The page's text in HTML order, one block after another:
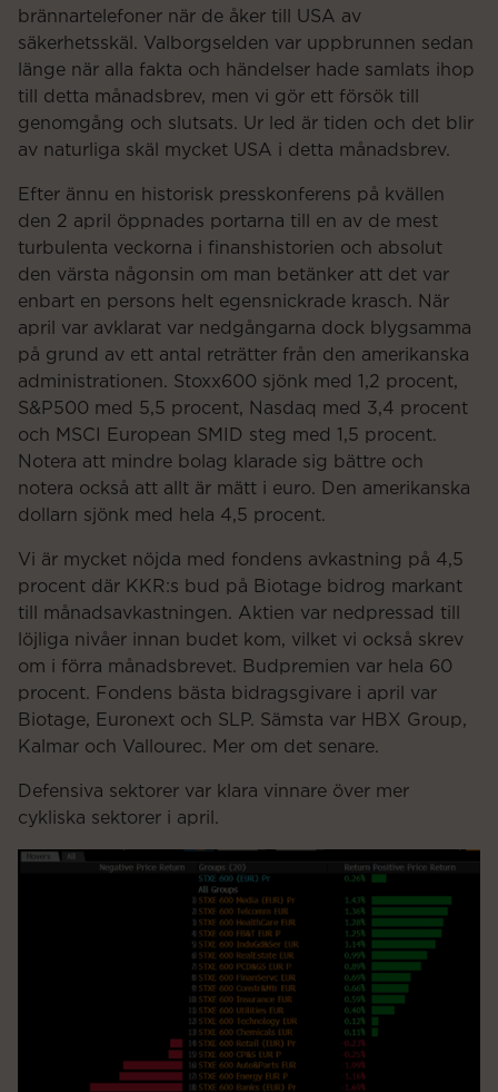
brännartelefoner när de åker till USA av
säkerhetsskäl. Valborgselden var uppbrunnen sedan
länge när alla fakta och händelser hade samlats ihop
till detta månadsbrev, men vi gör ett försök till
genomgång och slutsats. Ur led är tiden och det blir
av naturliga skäl mycket USA i detta månadsbrev.
Efter ännu en historisk presskonferens på kvällen
den 2 april öppnades portarna till en av de mest
turbulenta veckorna i finanshistorien och absolut
den värsta någonsin om man betänker att det var
enbart en persons helt egensnickrade krasch. När
april var avklarat var nedgångarna dock blygsamma
på grund av ett antal reträtter från den amerikanska
administrationen. Stoxx600 sjönk med 1,2 procent,
S&P500 med 5,5 procent, Nasdaq med 3,4 procent
och MSCI European SMID steg med 1,5 procent.
Notera att mindre bolag klarade sig bättre och
notera också att allt är mätt i euro. Den amerikanska
dollarn sjönk med hela 4,5 procent.
Vi är mycket nöjda med fondens avkastning på 4,5
procent där KKR:s bud på Biotage bidrog markant
till månadsavkastningen. Aktien var nedpressad till
löjliga nivåer innan budet kom, vilket vi också skrev
om i förra månadsbrevet. Budpremien var hela 60
procent. Fondens bästa bidragsgivare i april var
Biotage, Euronext och SLP. Sämsta var HBX Group,
Kalmar och Vallourec. Mer om det senare.
Defensiva sektorer var klara vinnare över mer
cykliska sektorer i april.